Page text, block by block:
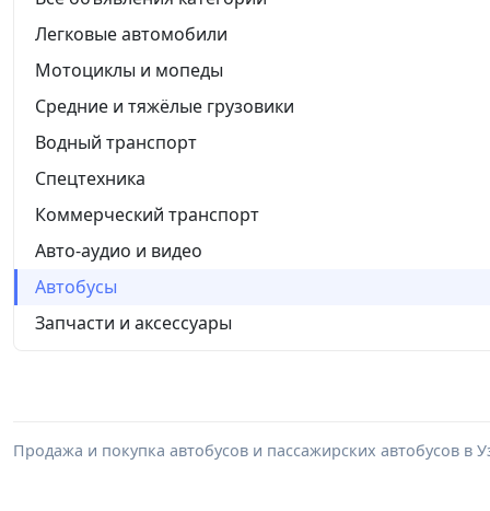
Легковые автомобили
Мотоциклы и мопеды
Средние и тяжёлые грузовики
Водный транспорт
Спецтехника
Коммерческий транспорт
Авто-аудио и видео
Автобусы
Запчасти и аксессуары
Продажа и покупка автобусов и пассажирских автобусов в